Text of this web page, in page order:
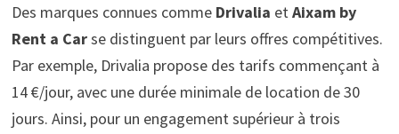
Des marques connues comme Drivalia etAixam by
Rent a Carse distinguent par leurs offres compétitives.
Par exemple, Drivalia propose des tarifs commençant à
14 €/jour, avec une durée minimale de location de 30
jours. Ainsi, pour un engagement supérieur à trois